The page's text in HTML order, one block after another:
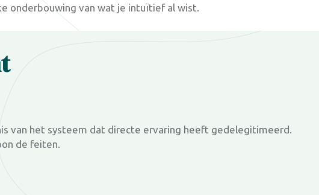
onderbouwing van wat je intuïtief al wist.
van het systeem dat directe ervaring heeft gedelegitimeerd.
de feiten.